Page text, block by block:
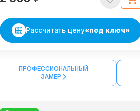
Рассчитать цену«под ключ»
ПРОФЕССИОНАЛЬНЫЙ
ЗАМЕР